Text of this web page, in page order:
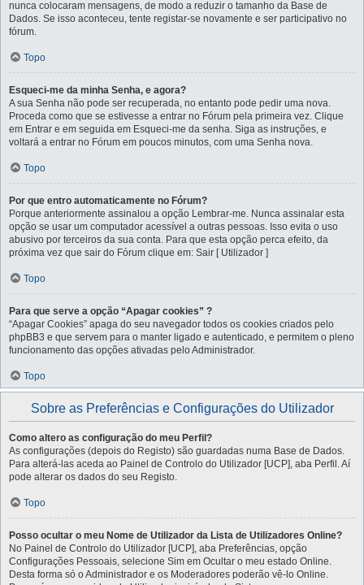
nunca colocaram mensagens, de modo a reduzir o tamanho da Base de
Dados. Se isso aconteceu, tente registar-se novamente e ser participativo no
fórum.
Topo
Esqueci-me da minha Senha, e agora?
A sua Senha não pode ser recuperada, no entanto pode pedir uma nova.
Proceda como que se estivesse a entrar no Fórum pela primeira vez. Clique
em Entrar e em seguida em Esqueci-me da senha. Siga as instruções, e
voltará a entrar no Fórum em poucos minutos, com uma Senha nova.
Topo
Por que entro automaticamente no Fórum?
Porque anteriormente assinalou a opção Lembrar-me. Nunca assinalar esta
opção se usar um computador acessível a outras pessoas. Isso evita o uso
abusivo por terceiros da sua conta. Para que esta opção perca efeito, da
próxima vez que sair do Fórum clique em: Sair [ Utilizador ]
Topo
Para que serve a opção “Apagar cookies” ?
“Apagar Cookies” apaga do seu navegador todos os cookies criados pelo
phpBB3 e que servem para o manter ligado e autenticado, e permitem o pleno
funcionamento das opções ativadas pelo Administrador.
Topo
Sobre as Preferências e Configurações do Utilizador
Como altero as configuração do meu Perfil?
As configurações (depois do Registo) são guardadas numa Base de Dados.
Para alterá-las aceda ao Painel de Controlo do Utilizador [UCP], aba Perfil. Aí
pode alterar os dados do seu Registo.
Topo
Posso ocultar o meu Nome de Utilizador da Lista de Utilizadores Online?
No Painel de Controlo do Utilizador [UCP], aba Preferências, opção
Configurações Pessoais, selecione Sim em Ocultar o meu estado Online.
Desta forma só o Administrador e os Moderadores poderão vê-lo Online.